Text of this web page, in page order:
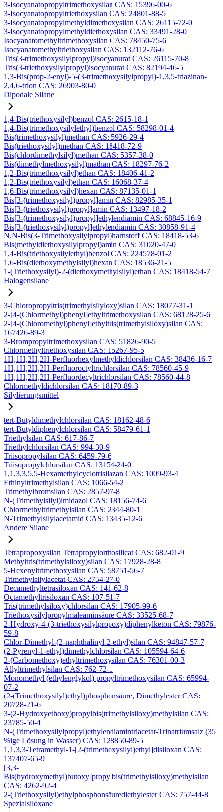
3-Isocyanatopropyltrimethoxysilan CAS: 15396-00-6
3-Isocyanatopropyltriethoxysilan CAS: 24801-88-5
3-Isocyanatopropylmethyldimethoxysilan CAS: 26115-72-0
3-Isocyanatopropylmethyldiethoxysilan CAS: 33491-28-0
Isocyanatomethyltrimethoxysilan CAS: 78450-75-6
Isocyanatomethyltriethoxysilan CAS: 132112-76-6
Tris(3-trimethoxysilylpropyl)isocyanurat CAS: 26115-70-8
Tris(3-triethoxysilylpropyl)isocyanurat CAS: 82194-46-5
1,3-Bis(prop-2-enyl)-5-(3-trimethoxysilylpropyl)-1,3,5-triazinan-
2,4,6-trion CAS: 26903-80-0
Dipodale Silane
1,4-Bis(triethoxysilyl)benzol CAS: 2615-18-1
1,4-Bis(trimethoxysilylethyl)benzol CAS: 58298-01-4
Bis(trimethoxysilyl)methan CAS: 5926-29-4
Bis(triethoxysilyl)methan CAS: 18418-72-9
Bis(chlordimethylsilyl)methan CAS: 5357-38-0
Bis(dimethylmethoxysilyl)mathan CAS: 18297-76-2
1,2-Bis(trimethoxysilyl)ethan CAS: 18406-41-2
1,2-Bis(triethoxysilyl)ethan CAS: 16068-37-4
1,6-Bis(trimethoxysilyl)hexan CAS: 87135-01-1
Bis[3-(trimethoxysilyl)propyl]amin CAS: 82985-35-1
Bis[3-(triethoxysilyl)propyl]amin CAS: 13497-18-2
Bis[3-(trimethoxysilyl)propyl]ethylendiamin CAS: 68845-16-9
Bis[3-(triethoxysilyl)propyl]ethylendiamin CAS: 30858-91-4
N,N-Bis(3-Trimethoxysilylpropyl)harnstoff CAS: 18418-53-6
Bis(methyldiethoxysilylpropyl)amin CAS: 31020-47-0
1,4-Bis(triethoxysilylethyl)benzol CAS: 224578-01-2
1,6-Bis(diethoxymethylsilyl)hexan CAS: 18536-21-5
1-(Triethoxysilyl)-2-(diethoxymethylsilyl)ethan CAS: 18418-54-7
Halogensilane
3-Chloropropyltris(trimethylsilyloxy)silan CAS: 18077-31-1
2-[4-(Chlormethyl)phenyl]ethyltrimethoxysilan CAS: 68128-25-6
2-[4-(Chloromethyl)phenyl]ethyltris(trimethylsiloxy)silan CAS:
167426-89-3
3-Brompropyltrimethoxysilan CAS: 51826-90-5
Chlormethyltriethoxysilan CAS: 15267-95-5
1H,1H,2H,2H-Perfluorhexylmethyldichlorsilan CAS: 38436-16-7
1H,1H,2H,2H-Perfluoroctyltrichlorsilan CAS: 78560-45-9
1H,1H,2H,2H-Perfluordecyltrichlorsilan CAS: 78560-44-8
Chlormethyldichlorsilan CAS: 18170-89-3
Silylierungsmittel
tert-Butyldimethylchlorsilan CAS: 18162-48-6
tert-Butyldiphenylchlorsilan CAS: 58479-61-1
Triethylsilan CAS: 617-86-7
Triethylchlorsilan CAS: 994-30-9
Triisopropylsilan CAS: 6459-79-6
Triisopropylchlorsilan CAS: 13154-24-0
1,1,3,3,5,5-Hexamethylcyclotrisilazan CAS: 1009-93-4
Ethinyltrimethylsilan CAS: 1066-54-2
Trimethylbromsilan CAS: 2857-97-8
N-(Trimethylsilyl)imidazol CAS: 18156-74-6
Chlormethyltrimethylsilan CAS: 2344-80-1
N-Trimethylsilylacetamid CAS: 13435-12-6
Andere Silane
Tetrapropoxysilan Tetrapropylorthosilicat CAS: 682-01-9
Methyltris(trimethylsiloxy)silan CAS: 17928-28-8
5-Hexenyltrimethoxysilan CAS: 58751-56-7
Trimethylsilylacetat CAS: 2754-27-0
Decamethyltetrasiloxan CAS: 141-62-8
Octamethyltrisiloxan CAS: 107-51-7
Tris(trimethylsiloxy)chlorsilan CAS: 17905-99-6
Triethoxysilylpropylmaleaminsäure CAS: 33525-68-7
2-Hydroxy-4-(3-triethoxysilylpropoxy)diphenylketon CAS: 79876-
59-8
Chlor-Dimethyl-(2-naphthalinyl-2-ethyl)silan CAS: 94847-57-7
(2-Pyrenyl-1-ethyl)dimethylchlorsilan CAS: 105594-64-6
2-(Carbomethoxy)ethyltrimethoxysilan CAS: 76301-00-3
Allyltrimethylsilan CAS: 762-72-1
Monomethyl (ethylenglykol) propyltrimethoxysilan CAS: 65994-
07-2
(2-(Trimethoxysilyl)ethyl)phosphonsäure, Dimethylester CAS:
20728-21-6
3-(2-Hydroxyethoxy)propylbis(trimethylsiloxy)methylsilan CAS:
23785-50-4
N-(Trimethoxysilylpropyl)ethylendiamintriacetat-Trinatriumsalz (35
%ige Lösung in Wasser) CAS: 128850-89-5
1,1,3,3-Tetramethyl-1-[2-(trimethoxysilyl)ethyl]disiloxan CAS:
137407-65-9
[3,3-
Bis(hydroxymethyl)butoxy]propylbis(trimethylsiloxy)methylsilan
CAS: 4262-92-4
2-(Triethoxysilyl)ethylphosphonsäurediethylester CAS: 757-44-8
Spezialsiloxane